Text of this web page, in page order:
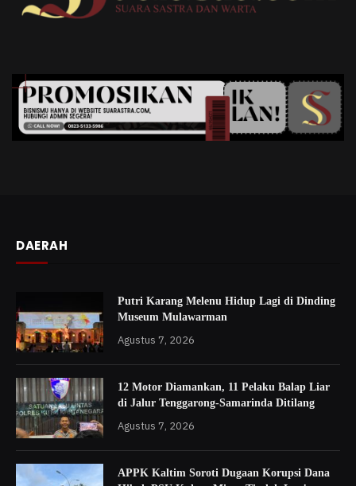
DAERAH
Putri Karang Melenu Hidup Lagi di Dinding
Museum Mulawarman
Agustus 7, 2026
12 Motor Diamankan, 11 Pelaku Balap Liar
di Jalur Tenggarong-Samarinda Ditilang
Agustus 7, 2026
APPK Kaltim Soroti Dugaan Korupsi Dana